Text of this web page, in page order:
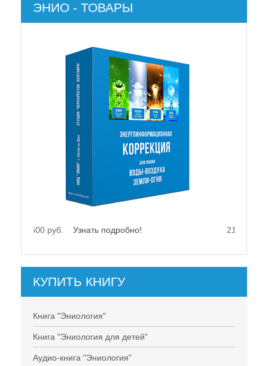
ЭНИО - ТОВАРЫ
21500 руб.Узнать подробно!
КУПИТЬ КНИГУ
Книга "Эниология"
Книга "Эниология для детей"
Аудио-книга "Эниология"